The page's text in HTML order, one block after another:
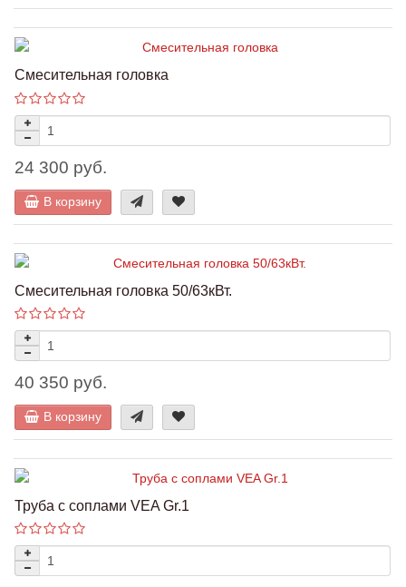
Смесительная головка
24 300 руб.
В корзину
Смесительная головка 50/63кВт.
40 350 руб.
В корзину
Труба с соплами VEA Gr.1